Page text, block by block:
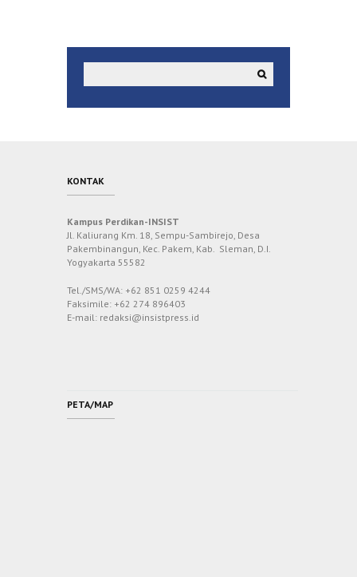
KONTAK
Kampus Perdikan-INSIST
Jl. Kaliurang Km. 18, Sempu-Sambirejo, Desa
Pakembinangun, Kec. Pakem, Kab. Sleman, D.I.
Yogyakarta 55582
Tel./SMS/WA: +62 851 0259 4244
Faksimile: +62 274 896403
E-mail: redaksi@insistpress.id
PETA/MAP